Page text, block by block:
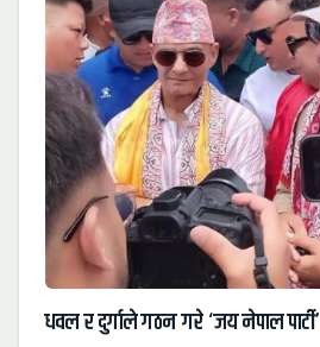
धवल र दुर्गाले गठन गरे ‘जय नेपाल पार्टी’